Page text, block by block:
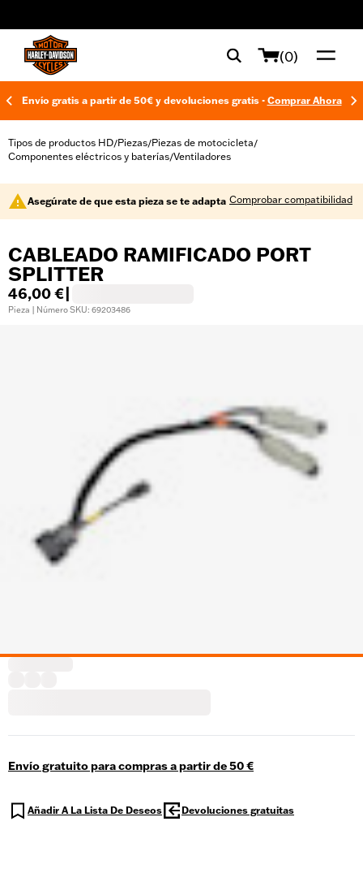
(0)
Envío gratis a partir de 50€ y devoluciones gratis - Comprar Ahora
Tipos de productos HD/Piezas/Piezas de motocicleta/
Componentes eléctricos y baterías/Ventiladores
Asegúrate de que esta pieza se te adapta Comprobar compatibilidad
CABLEADO RAMIFICADO PORT
SPLITTER
46,00 €
Pieza | Número SKU: 69203486
Envío gratuito para compras a partir de 50 €
Añadir A La Lista De Deseos Devoluciones gratuitas